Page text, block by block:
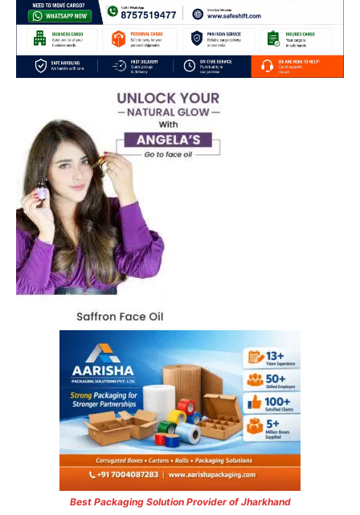
Best Packaging Solution Provider of Jharkhand